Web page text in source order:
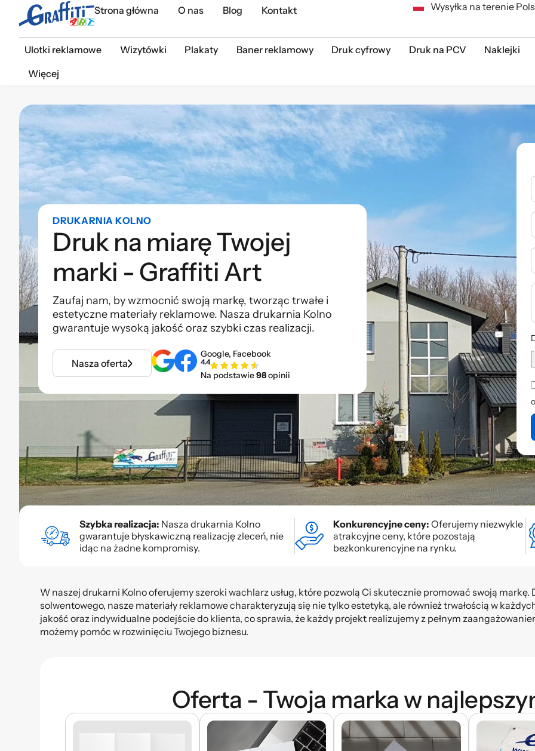
Strona główna O nas Blog Kontakt Wysyłka na terenie
Ulotki reklamowe Wizytówki Plakaty Baner reklamowy Druk cyfrowy Druk na PCV
Naklejki
Więcej
DRUKARNIA KOLNO
Druk na miarę Twojej
marki - Graffiti Art
Zaufaj nam, by wzmocnić swoją markę, tworząc trwałe i
estetyczne materiały reklamowe. Nasza drukarnia Kolno
gwarantuje wysoką jakość oraz szybki czas realizacji.
Nasza oferta
Google, Facebook
4.4
Na podstawie98opinii
Szybka realizacja: Nasza drukarnia Kolno
gwarantuje błyskawiczną realizację zleceń, nie
idąc na żadne kompromisy.
Konkurencyjne ceny: Oferujemy niezwykle
atrakcyjne ceny, które pozostają
bezkonkurencyjne na rynku.
W naszej drukarni Kolno oferujemy szeroki wachlarz usług, które pozwolą Ci skutecznie promować swoją
solwentowego, nasze materiały reklamowe charakteryzują się nie tylko estetyką, ale również trwałością w
jakość oraz indywidualne podejście do klienta, co sprawia, że każdy projekt realizujemy z pełnym
możemy pomóc w rozwinięciu Twojego biznesu.
Oferta - Twoja marka w